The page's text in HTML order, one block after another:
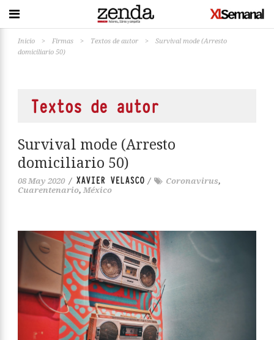
Inicio > Firmas > Textos de autor >
Survival mode (Arresto
domiciliario 50)
Textos de autor
Survival mode (Arresto
domiciliario 50)
08 May 2020 / XAVIER VELASCO / Coronavirus,
Cuarentenario, México